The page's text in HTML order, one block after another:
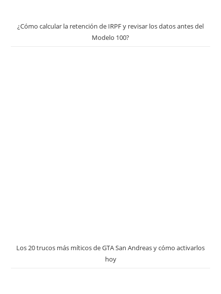
¿Cómo calcular la retención de IRPF y revisar los datos antes del
Modelo 100?
Los 20 trucos más míticos de GTA San Andreas y cómo activarlos
hoy